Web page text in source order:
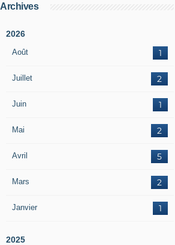
Archives
2026
Août 1
Juillet 2
Juin 1
Mai 2
Avril 5
Mars 2
Janvier 1
2025